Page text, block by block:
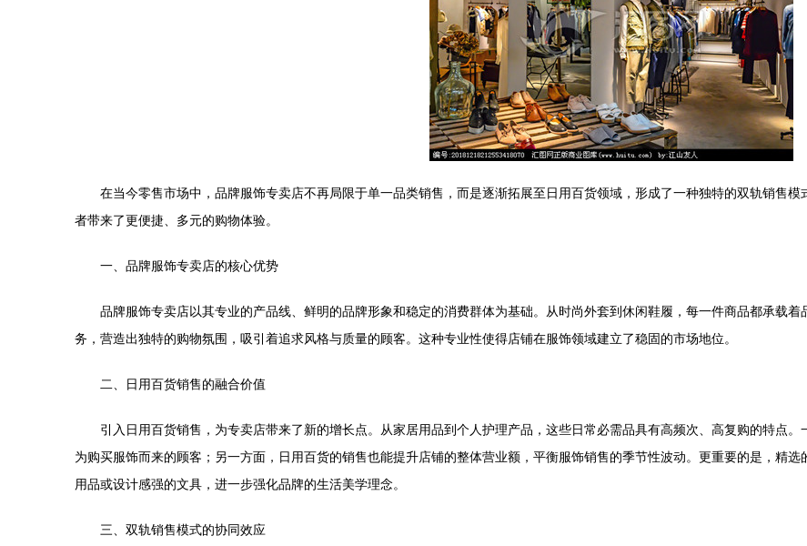
在当今零售市场中，品牌服饰专卖店不再局限于单一品类销售，而是逐渐拓展至日用百货领域，形成了一种独特的双轨销售
者带来了更便捷、多元的购物体验。
一、品牌服饰专卖店的核心优势
品牌服饰专卖店以其专业的产品线、鲜明的品牌形象和稳定的消费群体为基础。从时尚外套到休闲鞋履，每一件商品都承载
务，营造出独特的购物氛围，吸引着追求风格与质量的顾客。这种专业性使得店铺在服饰领域建立了稳固的市场地位。
二、日用百货销售的融合价值
引入日用百货销售，为专卖店带来了新的增长点。从家居用品到个人护理产品，这些日常必需品具有高频次、高复购的特点
为购买服饰而来的顾客；另一方面，日用百货的销售也能提升店铺的整体营业额，平衡服饰销售的季节性波动。更重要的是，精
用品或设计感强的文具，进一步强化品牌的生活美学理念。
三、双轨销售模式的协同效应